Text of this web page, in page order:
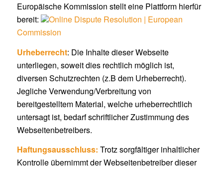
Europäische Kommission stellt eine Plattform hierfür
bereit:
Online Dispute Resolution | European
Commission
Urheberrecht: Die Inhalte dieser Webseite
unterliegen, soweit dies rechtlich möglich ist,
diversen Schutzrechten (z.B dem Urheberrecht).
Jegliche Verwendung/Verbreitung von
bereitgestelltem Material, welche urheberrechtlich
untersagt ist, bedarf schriftlicher Zustimmung des
Webseitenbetreibers.
Haftungsausschluss: Trotz sorgfältiger inhaltlicher
Kontrolle übernimmt der Webseitenbetreiber dieser